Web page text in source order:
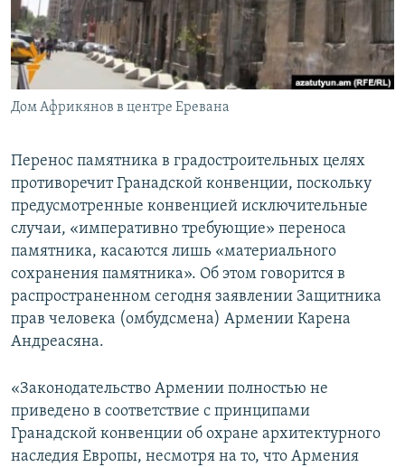
Հայերեն
English
Русский
Дом Африкянов в центре Еревана
Перенос памятника в градостроительных целях
противоречит Гранадской конвенции, поскольку
предусмотренные конвенцией исключительные
случаи, «императивно требующие» переноса
памятника, касаются лишь «материального
сохранения памятника». Об этом говорится в
распространенном сегодня заявлении Защитника
прав человека (омбудсмена) Армении Карена
Андреасяна.
«Законодательство Армении полностью не
приведено в соответствие с принципами
Гранадской конвенции об охране архитектурного
наследия Европы, несмотря на то, что Армения